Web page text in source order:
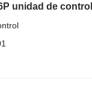
unidad de